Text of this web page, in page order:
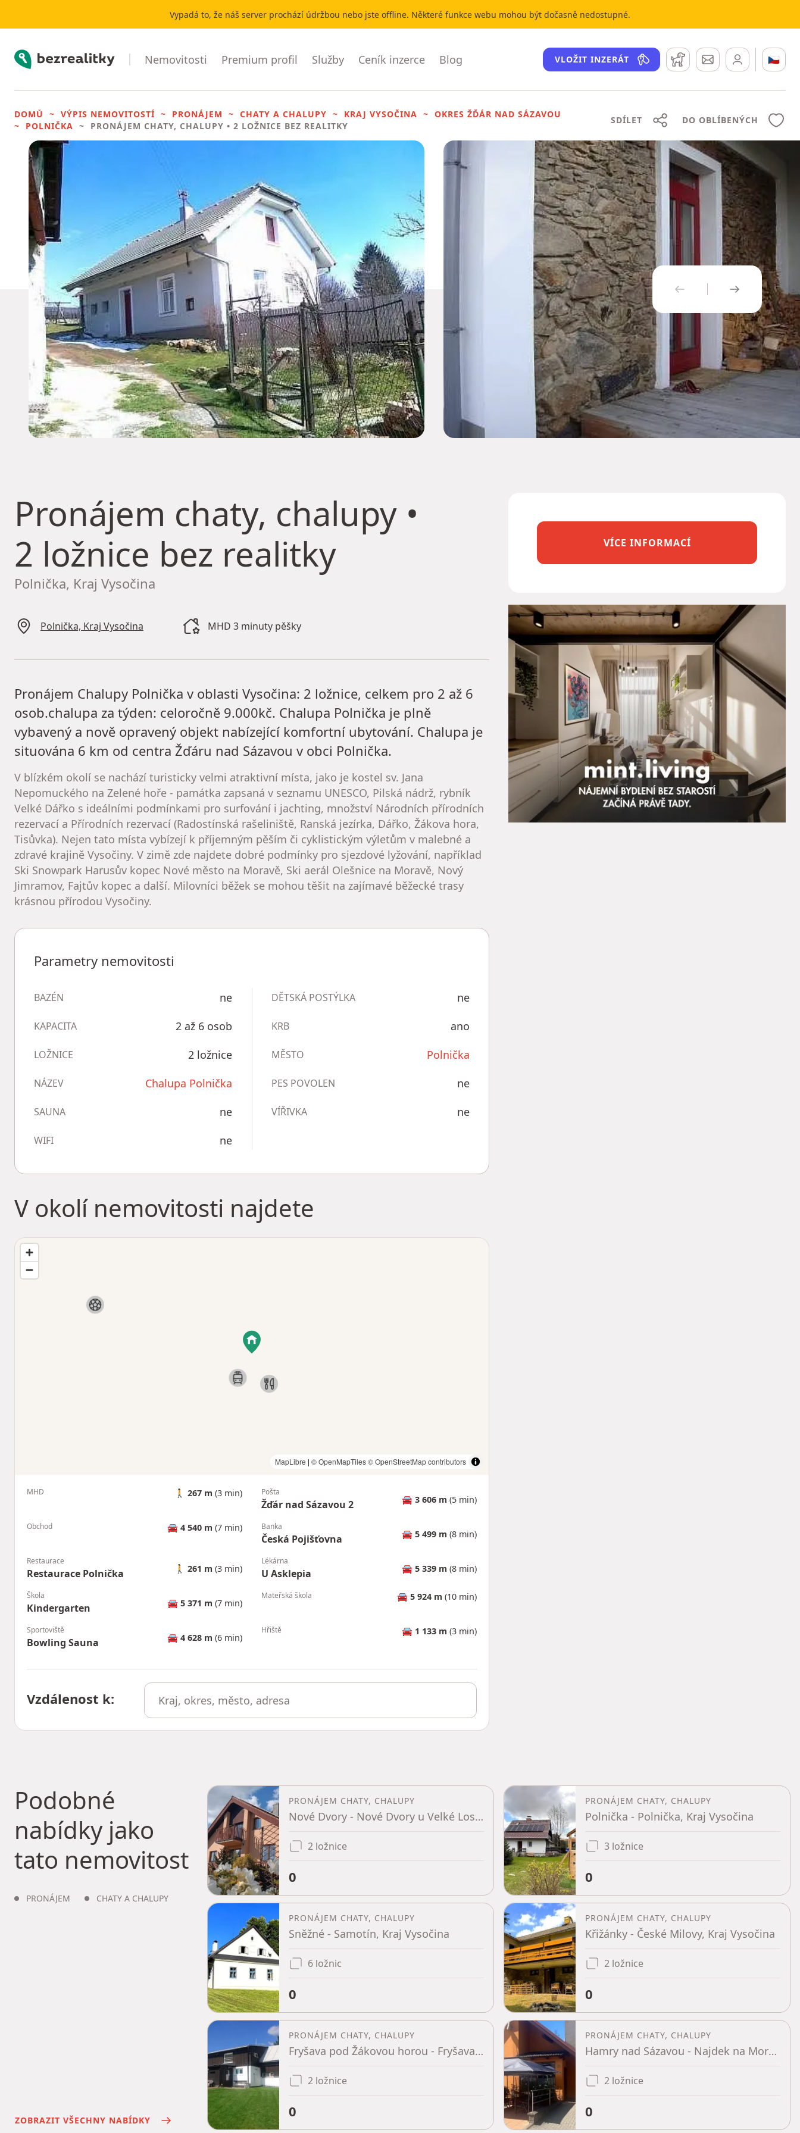
Vypadá to, že náš server prochází údržbou nebo jste offline. Některé funkce webu mohou být dočasně nedostupné.
Bezrealitky Nemovitosti Premium profil Služby Ceník inzerce Blog VLOŽIT INZERÁT Hlídací pesZprávy 🇨🇿
DOMŮ VÝPIS NEMOVITOSTÍ PRONÁJEM CHATY A CHALUPY KRAJ VYSOČINA
OKRES ŽĎÁR NAD SÁZAVOU
POLNIČKA
PRONÁJEM CHATY, CHALUPY • 2 LOŽNICE BEZ REALITKY
SDÍLET DO OBLÍBENÝCH
PŘEDCHOZÍ
Pronájem chaty, chalupy •
2 ložnice bez realitky
Polnička, Kraj Vysočina
Polnička, Kraj Vysočina MHD 3 minuty pěšky
Pronájem Chalupy Polnička v oblasti Vysočina: 2 ložnice, celkem pro 2 až 6
osob.chalupa za týden: celoročně 9.000kč. Chalupa Polnička je plně
vybavený a nově opravený objekt nabízející komfortní ubytování. Chalupa je
situována 6 km od centra Žďáru nad Sázavou v obci Polnička.
V blízkém okolí se nachází turisticky velmi atraktivní místa, jako je kostel sv. Jana
Nepomuckého na Zelené hoře - památka zapsaná v seznamu UNESCO, Pilská nádrž, rybník
Velké Dářko s ideálními podmínkami pro surfování i jachting, množství Národních přírodních
rezervací a Přírodních rezervací (Radostínská rašeliniště, Ranská jezírka, Dářko, Žákova hora,
Tisůvka). Nejen tato místa vybízejí k příjemným pěším či cyklistickým výletům v malebné a
zdravé krajině Vysočiny. V zimě zde najdete dobré podmínky pro sjezdové lyžování, například
Ski Snowpark Harusův kopec Nové město na Moravě, Ski aerál Olešnice na Moravě, Nový
Jimramov, Fajtův kopec a další. Milovníci běžek se mohou těšit na zajímavé běžecké trasy
krásnou přírodou Vysočiny.
Parametry nemovitosti
BAZÉN ne
KAPACITA 2 až 6 osob
LOŽNICE 2 ložnice
NÁZEV Chalupa Polnička
SAUNA ne
WIFI ne
DĚTSKÁ POSTÝLKA ne
KRB ano
MĚSTO Polnička
PES POVOLEN ne
VÍŘIVKA ne
V okolí nemovitosti najdete
MapLibre | © OpenMapTiles© OpenStreetMap contributors
MHD 🚶 267 m (3 min) Pošta
Žďár nad Sázavou 2 🚘 3 606 m (5 min)
Obchod 🚘 4 540 m (7 min) Banka
Česká Pojišťovna 🚘 5 499 m (8 min)
Restaurace
Restaurace Polnička 🚶 261 m (3 min)
Lékárna
U Asklepia 🚘 5 339 m (8 min)
Škola
Kindergarten 🚘 5 371 m (7 min)
Mateřská škola 🚘 5 924 m (10 min)
Sportoviště
Bowling Sauna 🚘 4 628 m (6 min)
Hřiště 🚘 1 133 m (3 min)
Vzdálenost k:
VÍCE INFORMACÍ
Podobné
nabídky jako
tato nemovitost
PRONÁJEM CHATY A CHALUPY
ZOBRAZIT VŠECHNY NABÍDKY
PRONÁJEM CHATY, CHALUPY
Nové Dvory - Nové Dvory u Velké Losenice, Kraj Vysočina
2 ložnice
0
PRONÁJEM CHATY, CHALUPY
Polnička - Polnička, Kraj Vysočina
3 ložnice
0
PRONÁJEM CHATY, CHALUPY
Sněžné - Samotín, Kraj Vysočina
6 ložnic
0
PRONÁJEM CHATY, CHALUPY
Křižánky - České Milovy, Kraj Vysočina
2 ložnice
0
PRONÁJEM CHATY, CHALUPY
Fryšava pod Žákovou horou - Fryšava pod Žákovou horou, Kraj Vysočina
2 ložnice
0
PRONÁJEM CHATY, CHALUPY
Hamry nad Sázavou - Najdek na Moravě, Kraj Vysočina
2 ložnice
0